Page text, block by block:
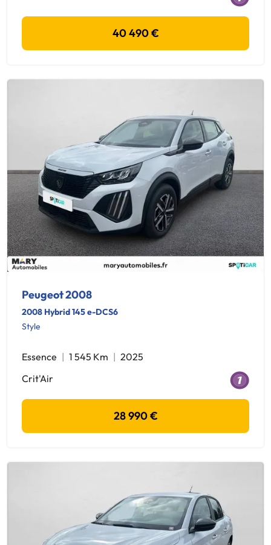
40 490 €
Peugeot 2008
2008 Hybrid 145 e-DCS6
Style
Essence 1 545 Km
2025
Crit'Air
28 990 €